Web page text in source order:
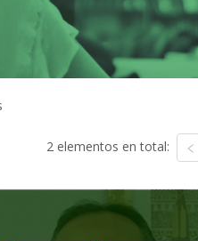
2 elementos en total: